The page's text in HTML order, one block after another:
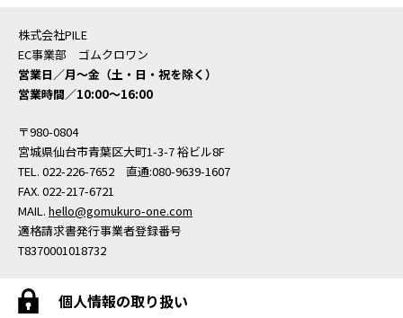
株式会社PILE
EC事業部 ゴムクロワン
営業日／月〜金（土・日・祝を除く）
営業時間／10:00〜16:00
〒980-0804
宮城県仙台市青葉区大町1-3-7 裕ビル8F
TEL. 022-226-7652 直通:080-9639-1607
FAX. 022-217-6721
MAIL. hello@gomukuro-one.com
適格請求書発行事業者登録番号
T8370001018732
個人情報の取り扱い